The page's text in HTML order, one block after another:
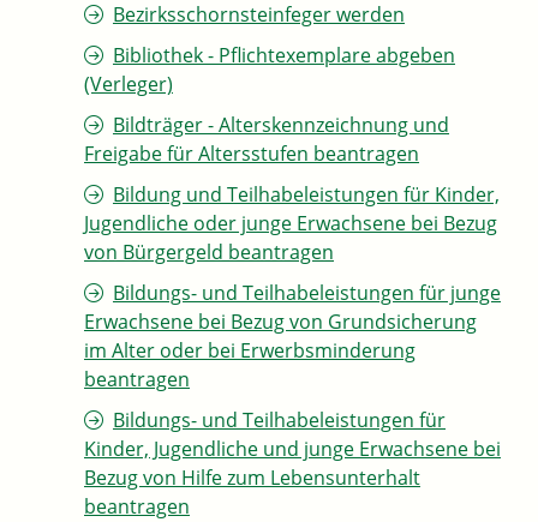
Bezirksschornsteinfeger werden
Bibliothek - Pflichtexemplare abgeben
(Verleger)
Bildträger - Alterskennzeichnung und
Freigabe für Altersstufen beantragen
Bildung und Teilhabeleistungen für Kinder,
Jugendliche oder junge Erwachsene bei Bezug
von Bürgergeld beantragen
Bildungs- und Teilhabeleistungen für junge
Erwachsene bei Bezug von Grundsicherung
im Alter oder bei Erwerbsminderung
beantragen
Bildungs- und Teilhabeleistungen für
Kinder, Jugendliche und junge Erwachsene bei
Bezug von Hilfe zum Lebensunterhalt
beantragen